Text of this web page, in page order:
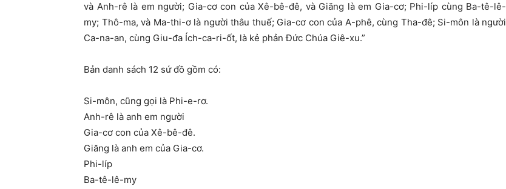
và Anh-rê là em người; Gia-cơ con của Xê-bê-đê, và Giăng là em Gia-cơ; Phi-líp cùng Ba-tê-lê-
my; Thô-ma, và Ma-thi-ơ là người thâu thuế; Gia-cơ con của A-phê, cùng Tha-đê; Si-môn là người
Ca-na-an, cùng Giu-đa Ích-ca-ri-ốt, là kẻ phản Đức Chúa Giê-xu.”
Bản danh sách 12 sứ đồ gồm có:
Si-môn, cũng gọi là Phi-e-rơ.
Anh-rê là anh em người
Gia-cơ con của Xê-bê-đê.
Giăng là anh em của Gia-cơ.
Phi-líp
Ba-tê-lê-my